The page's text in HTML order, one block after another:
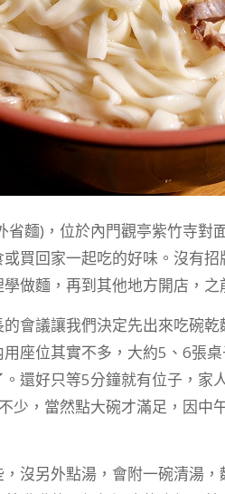
麵)，位於內門觀亭紫竹寺對
買回家一起吃的好味。沒有
做麵，再到其他地方開店，之
會議讓我們決定先出來吃碗
座位其實不多，大約5、6張
還好只等5分鐘就有位子，家
少，當然點大碗才滿足，因中
沒另外點湯，會附一碗清湯